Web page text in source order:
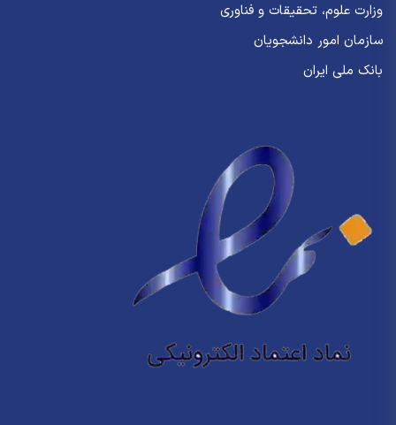
وزارت علوم، تحقیقات و فناوری
سازمان امور دانشجویان
بانک ملی ایران